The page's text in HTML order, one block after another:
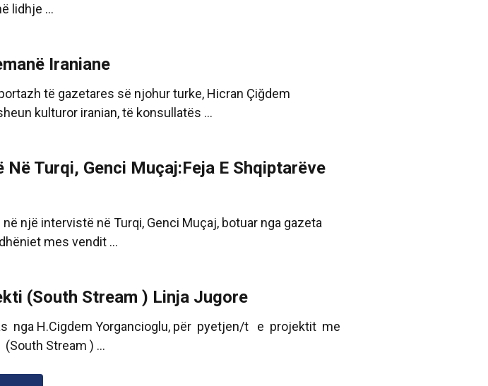
lidhje ...
Iraniane
të gazetares së njohur turke, Hicran Çiğdem
kulturor iranian, të konsullatës ...
Turqi, Genci Muçaj:Feja E Shqiptarëve
një intervistë në Turqi, Genci Muçaj, botuar nga gazeta
mes vendit ...
(South Stream ) Linja Jugore
nga H.Cigdem Yorgancioglu, për pyetjen/t e projektit me
Stream ) ...